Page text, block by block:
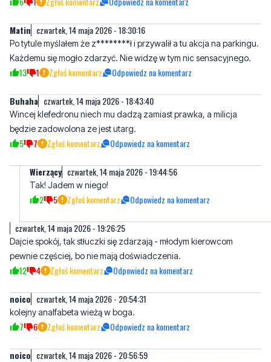
Matin czwartek, 14 maja 2026 - 18:30:16
Po tytule myślałem że z********ł i przywalił a tu akcja na parkingu.
Każdemu się mogło zdarzyć. Nie widzę w tym nic sensacyjnego.
13 1 Zgłoś komentarz Odpowiedz na komentarz
Buhaha czwartek, 14 maja 2026 - 18:43:40
Wincej klefedronu niech mu dadzą zamiast prawka, a milicja
będzie zadowolona ze jest utarg.
5 7 Zgłoś komentarz Odpowiedz na komentarz
Wierzący czwartek, 14 maja 2026 - 19:44:56
Tak! Jadem w niego!
2 5 Zgłoś komentarz Odpowiedz na komentarz
czwartek, 14 maja 2026 - 19:26:25
Dajcie spokój, tak stłuczki się zdarzają - młodym kierowcom
pewnie częściej, bo nie mają doświadczenia.
12 4 Zgłoś komentarz Odpowiedz na komentarz
noico czwartek, 14 maja 2026 - 20:54:31
kolejny analfabeta wieżą w boga.
7 6 Zgłoś komentarz Odpowiedz na komentarz
noico czwartek, 14 maja 2026 - 20:56:59